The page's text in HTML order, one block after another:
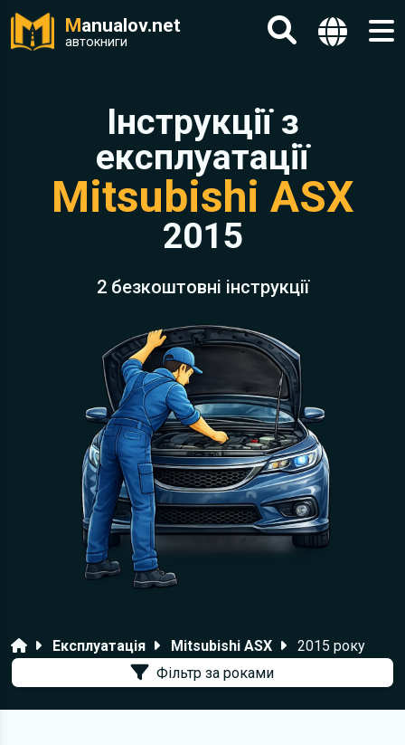
Manualov.net
автокниги
Інструкції з
експлуатації
Mitsubishi ASX
2015
2 безкоштовні інструкції
ГоловнаЕксплуатація Mitsubishi ASX
2015 року
Фільтр за роками